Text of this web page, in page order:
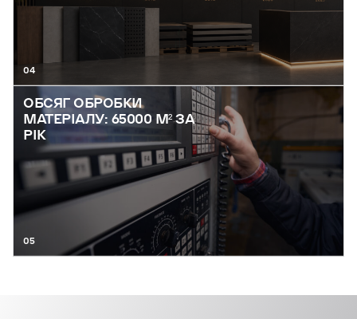
04
ОБСЯГ ОБРОБКИ
МАТЕРІАЛУ: 65000 М² ЗА
РІК
05